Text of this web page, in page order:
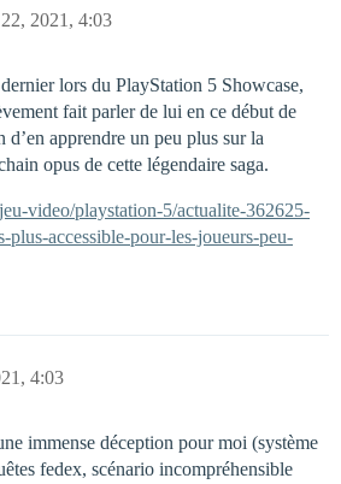
2021, 4:03
lors du PlayStation 5 Showcase,
fait parler de lui en ce début de
d’en apprendre un peu plus sur la
opus de cette légendaire saga.
video/playstation-5/actualite-362625-
accessible-pour-les-joueurs-peu-
4:03
immense déception pour moi (système
fedex, scénario incompréhensible